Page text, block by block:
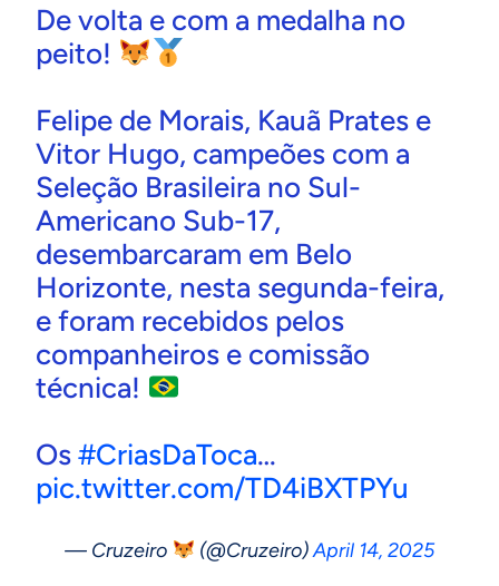
De volta e com a medalha no
peito!
Felipe de Morais, Kauã Prates e
Vitor Hugo, campeões com a
Seleção Brasileira no Sul-
Americano Sub-17,
desembarcaram em Belo
Horizonte, nesta segunda-feira,
e foram recebidos pelos
companheiros e comissão
técnica!
Os#CriasDaToca…
pic.twitter.com/TD4iBXTPYu
— Cruzeiro (@Cruzeiro)April 14, 2025